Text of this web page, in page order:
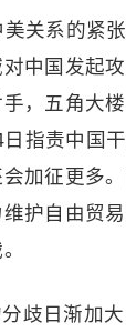
关系的紧
中国发起
，五角大
指责中国
加征更多
护自由贸
歧日渐加